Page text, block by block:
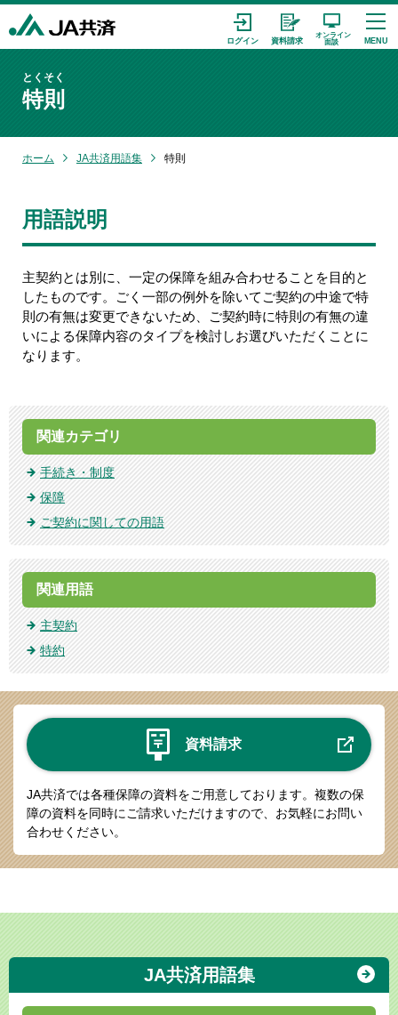
特則
とくそく
ホーム JA共済用語集 特則
用語説明
主契約とは別に、一定の保障を組み合わせることを目的と
したものです。ごく一部の例外を除いてご契約の中途で特
則の有無は変更できないため、ご契約時に特則の有無の違
いによる保障内容のタイプを検討しお選びいただくことに
なります。
関連カテゴリ
手続き・制度
保障
ご契約に関しての用語
関連用語
主契約
特約
資料請求
JA共済では各種保障の資料をご用意しております。 複数の保
障の資料を同時にご請求いただけますので、お気軽にお問い
合わせください。
JA共済用語集